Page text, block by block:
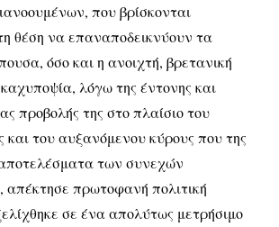
που βρίσκονται
θέση να επαναποδεικνύουν τα
όσο και η ανοιχτή, βρετανική
λόγω της έντονης και
προβολής της στο πλαίσιο του
και του αυξανόμενου κύρους που της
των συνεχών
απέκτησε πρωτοφανή πολιτική
σε ένα απολύτως μετρήσιμο